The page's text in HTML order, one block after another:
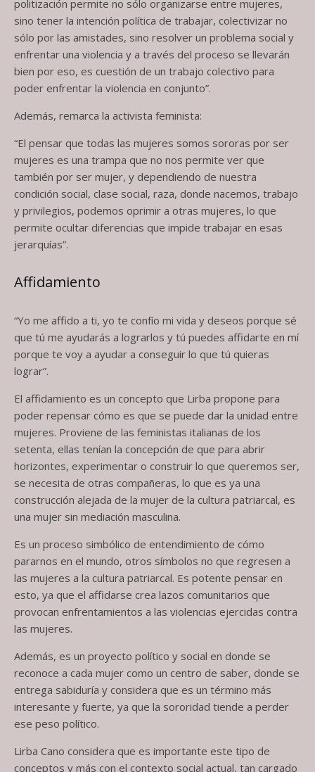
politización permite no sólo organizarse entre mujeres,
sino tener la intención política de trabajar, colectivizar no
sólo por las amistades, sino resolver un problema social y
enfrentar una violencia y a través del proceso se llevarán
bien por eso, es cuestión de un trabajo colectivo para
poder enfrentar la violencia en conjunto”.
Además, remarca la activista feminista:
“El pensar que todas las mujeres somos sororas por ser
mujeres es una trampa que no nos permite ver que
también por ser mujer, y dependiendo de nuestra
condición social, clase social, raza, donde nacemos, trabajo
y privilegios, podemos oprimir a otras mujeres, lo que
permite ocultar diferencias que impide trabajar en esas
jerarquías”.
Affidamiento
“Yo me affido a ti, yo te confío mi vida y deseos porque sé
que tú me ayudarás a lograrlos y tú puedes affidarte en mí
porque te voy a ayudar a conseguir lo que tú quieras
lograr”.
El affidamiento es un concepto que Lirba propone para
poder repensar cómo es que se puede dar la unidad entre
mujeres. Proviene de las feministas italianas de los
setenta, ellas tenían la concepción de que para abrir
horizontes, experimentar o construir lo que queremos ser,
se necesita de otras compañeras, lo que es ya una
construcción alejada de la mujer de la cultura patriarcal, es
una mujer sin mediación masculina.
Es un proceso simbólico de entendimiento de cómo
pararnos en el mundo, otros símbolos no que regresen a
las mujeres a la cultura patriarcal. Es potente pensar en
esto, ya que el affidarse crea lazos comunitarios que
provocan enfrentamientos a las violencias ejercidas contra
las mujeres.
Además, es un proyecto político y social en donde se
reconoce a cada mujer como un centro de saber, donde se
entrega sabiduría y considera que es un término más
interesante y fuerte, ya que la sororidad tiende a perder
ese peso político.
Lirba Cano considera que es importante este tipo de
conceptos y más con el contexto social actual, tan cargado